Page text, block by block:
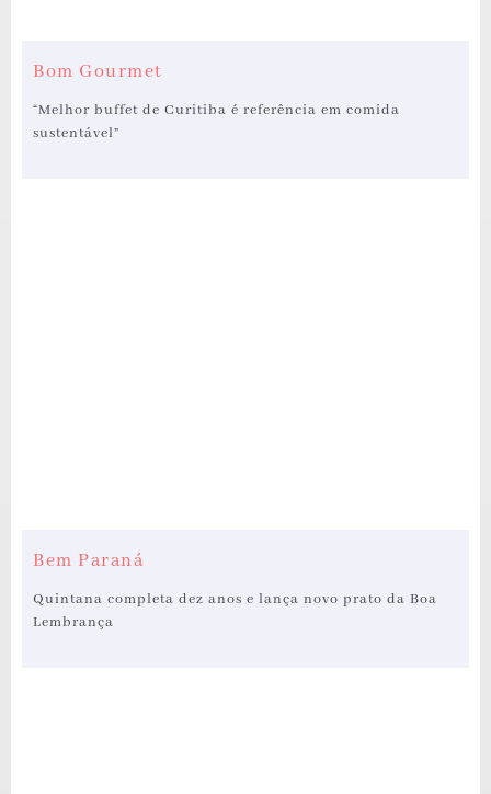
Bom Gourmet
“Melhor buffet de Curitiba é referência em comida
sustentável”
Bem Paraná
Quintana completa dez anos e lança novo prato da Boa
Lembrança